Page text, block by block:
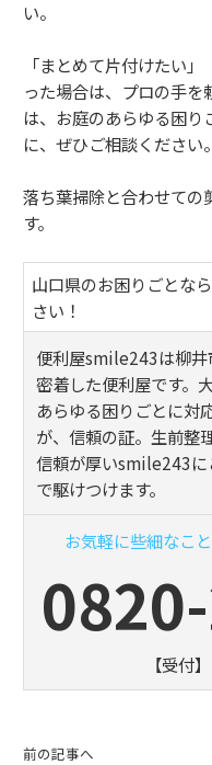
い。
「まとめて片付けたい
った場合は、プロの手を
は、お庭のあらゆる困
に、ぜひご相談ください。
落ち葉掃除と合わせての
す。
山口県のお困りごとな
さい！
便利屋smile243は柳井
密着した便利屋です。
あらゆる困りごとに対
が、信頼の証。生前整
信頼が厚いsmile243
で駆けつけます。
お気軽に些細なこ
【受付
前の記事へ